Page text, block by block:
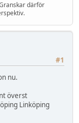
därför
#1
nu.
överst
Linköping